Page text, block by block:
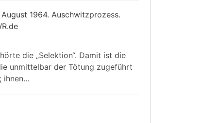
1964. Auschwitzprozess.
die „Selektion“. Damit ist die
unmittelbar der Tötung zugeführt
ihnen…